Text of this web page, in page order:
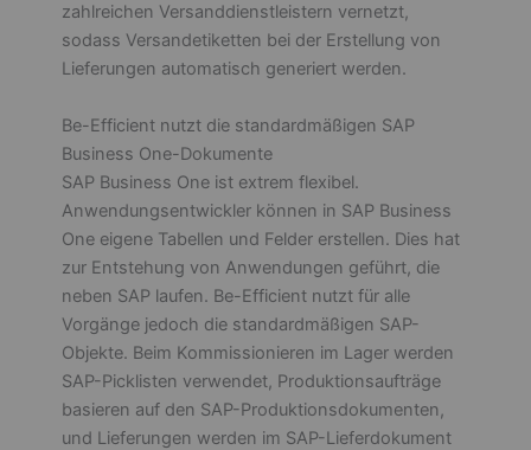
zahlreichen Versanddienstleistern vernetzt,
sodass Versandetiketten bei der Erstellung von
Lieferungen automatisch generiert werden.
Be-Efficient nutzt die standardmäßigen SAP
Business One-Dokumente
SAP Business One ist extrem flexibel.
Anwendungsentwickler können in SAP Business
One eigene Tabellen und Felder erstellen. Dies hat
zur Entstehung von Anwendungen geführt, die
neben SAP laufen. Be-Efficient nutzt für alle
Vorgänge jedoch die standardmäßigen SAP-
Objekte. Beim Kommissionieren im Lager werden
SAP-Picklisten verwendet, Produktionsaufträge
basieren auf den SAP-Produktionsdokumenten,
und Lieferungen werden im SAP-Lieferdokument